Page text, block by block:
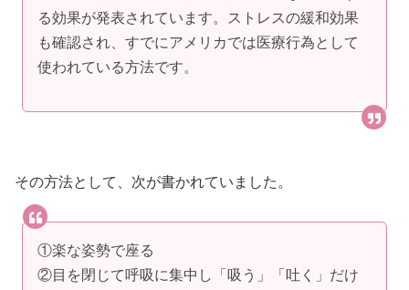
る効果が発表されています。ストレスの緩和効果
も確認され、すでにアメリカでは医療行為として
使われている方法です。
その方法として、次が書かれていました。
①楽な姿勢で座る
②目を閉じて呼吸に集中し「吸う」「吐く」だけ